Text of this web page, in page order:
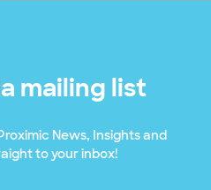
mailing list
News, Insights and
to your inbox!